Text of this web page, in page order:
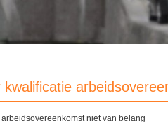
kwalificatie
niet van belang